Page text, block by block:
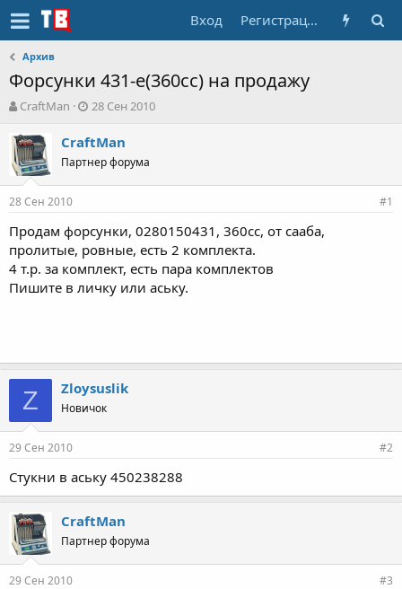
Вход Регистрация
Архив
Форсунки 431-е(360сс) на продажу
А
т
о
р
т
е
ы
CraftMan
Д
т
н
а
л
а
28 Сен 2010
CraftMan
Партнер форума
28 Сен 2010 #1
Продам форсунки, 0280150431, 360сс, от сааба,
пролитые, ровные, есть 2 комплекта.
4 т.р. за комплект, есть пара комплектов
Пишите в личку или аську.
Z Zloysuslik
Новичок
29 Сен 2010 #2
Стукни в аську 450238288
CraftMan
Партнер форума
29 Сен 2010 #3